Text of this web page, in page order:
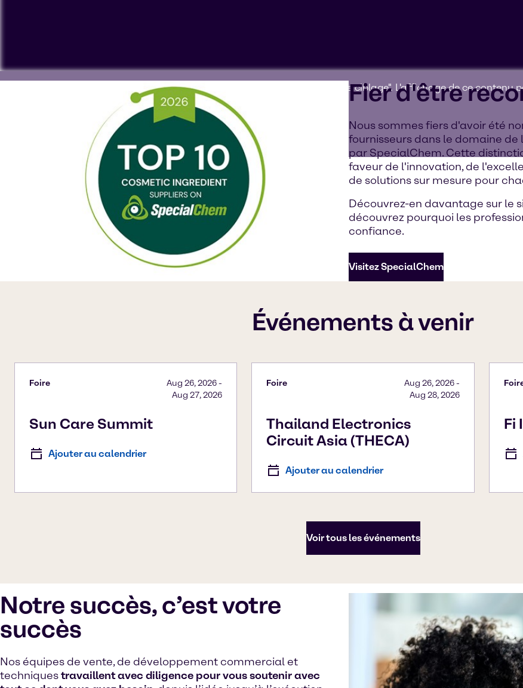
Pour visionner nos vidéos sur YouTube, vous devez accepter les "cookies de ciblage". L'affichage de ce contenu
données personnelles ou à placer des cookies sur votre appareil.
Voir sur YouTube
Fier d'être
Nous sommes fiers d'avoir été
fournisseurs dans le domaine
par SpecialChem. Cette
faveur de l'innovation, de
de solutions sur mesure pour
Découvrez-en davantage sur le
découvrez pourquoi les
confiance.
Visitez SpecialChem
Événements à venir
Foire
Sun Care Summit
Aug 26, 2026-
Aug 27, 2026
Ajouter au calendrier
Foire
Thailand Electronics
Circuit Asia (THECA)
Aug 26, 2026-
Aug 28, 2026
Ajouter au calendrier
Fi
Voir tous les événements
Notre succès, c’est votre
succès
Nos équipes de vente, de développement commercial et
techniquestravaillent avec diligence pour vous soutenir avec